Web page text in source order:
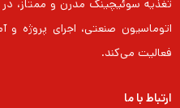
تغذیه سوئیچینگ مدرن و ممتاز، در
اتوماسیون صنعتی، اجرای پروژه
فعالیت می‌کند.
ارتباط با ما